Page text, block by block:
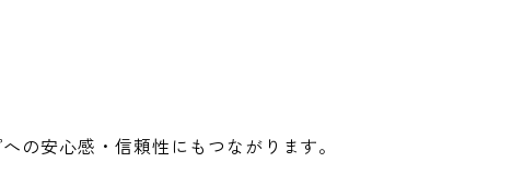
の安心感・信頼性にもつながります。